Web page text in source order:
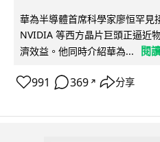
華為半導體首席科學家廖恒罕見
NVIDIA 等西方晶片巨頭正逼近
濟效益。他同時介紹華為...
閱
991 369 ↗ 分享